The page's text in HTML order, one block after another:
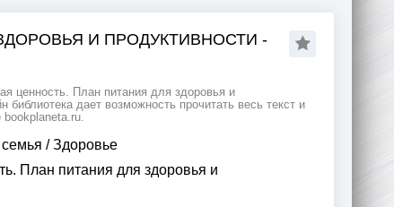
И ПРОДУКТИВНОСТИ -
ценность. План питания для здоровья и
дает возможность прочитать весь текст и
/Здоровье
План питания для здоровья и